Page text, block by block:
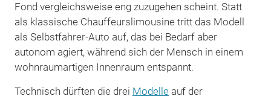
Fond vergleichsweise eng zuzugehen scheint. Statt
als klassische Chauffeurslimousine tritt das Modell
als Selbstfahrer-Auto auf, das bei Bedarf aber
autonom agiert, während sich der Mensch in einem
wohnraumartigen Innenraum entspannt.
Technisch dürften die drei Modelleauf der